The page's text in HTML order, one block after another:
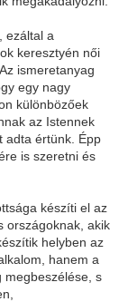
ezáltal a
keresztyén női
ismeretanyag
egy nagy
különbözőek
az Istennek
adta értünk. Épp
is szeretni és
készíti el az
országoknak, akik
helyben az
hanem a
megbeszélése, s